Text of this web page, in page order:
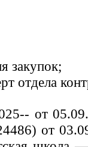
закупок;
отдела
от
от